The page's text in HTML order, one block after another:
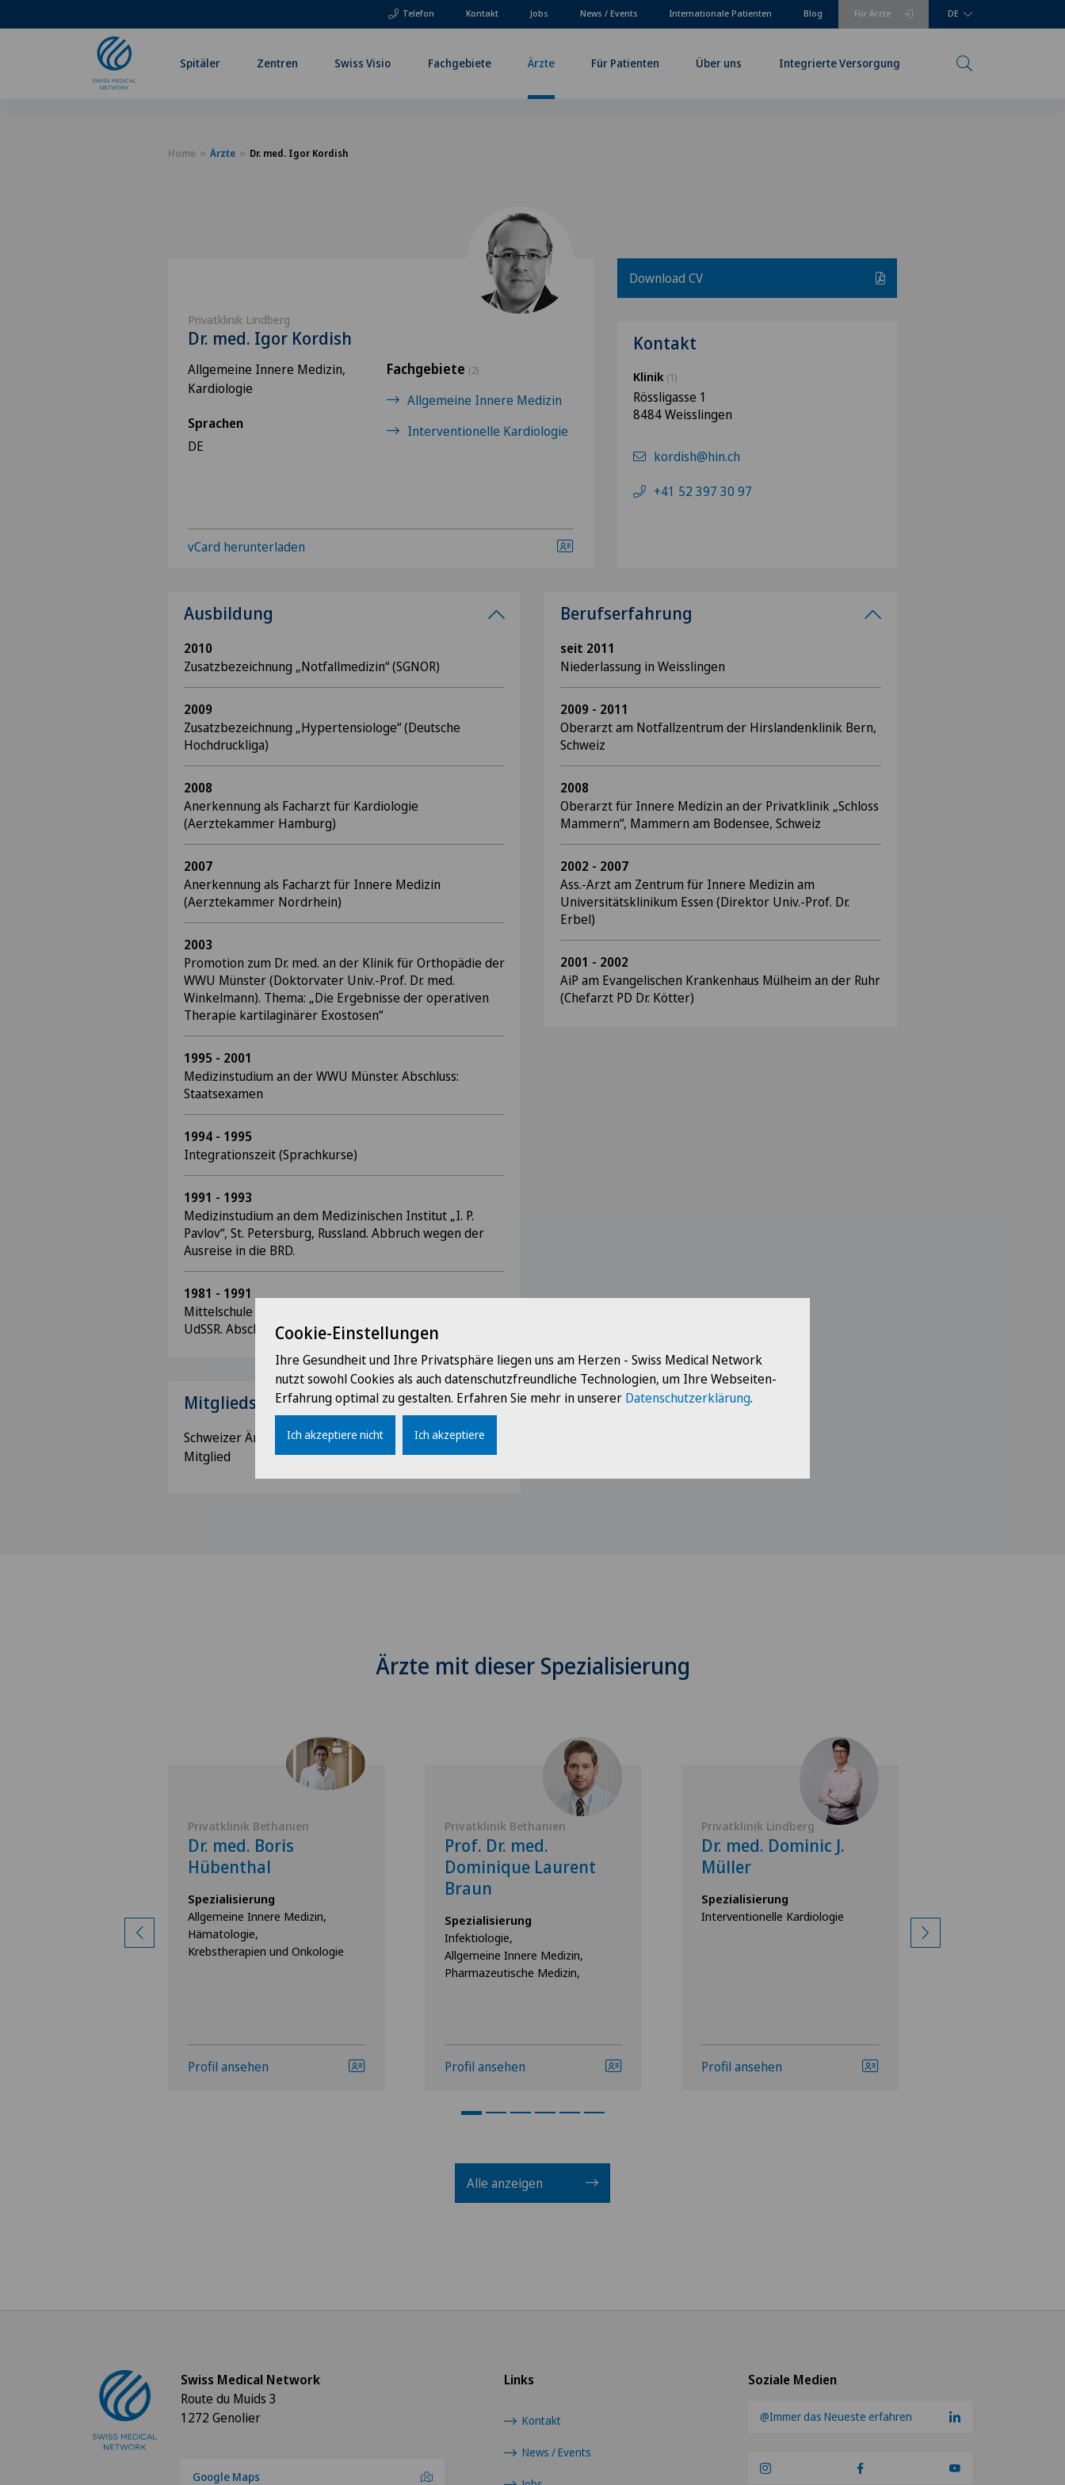
Telefon Für Ärzte
Kontakt Jobs News / Events Internationale Patienten Blog DE
Spitäler Zentren Swiss Visio Fachgebiete Ärzte Für Patienten Über uns Integrierte Versorgung
Home Ärzte Dr. med. Igor Kordish
Privatklinik Lindberg
Dr. med. Igor Kordish
Allgemeine Innere Medizin,
Kardiologie
Sprachen
DE
Fachgebiete (2)
Allgemeine Innere Medizin
Interventionelle Kardiologie
vCard herunterladen
Download CV
Kontakt
Klinik (1)
Rössligasse 1
8484 Weisslingen
kordish@hin.ch
+41 52 397 30 97
Ausbildung
2010
Zusatzbezeichnung „Notfallmedizin“ (SGNOR)
2009
Zusatzbezeichnung „Hypertensiologe“ (Deutsche
Hochdruckliga)
2008
Anerkennung als Facharzt für Kardiologie
(Aerztekammer Hamburg)
2007
Anerkennung als Facharzt für Innere Medizin
(Aerztekammer Nordrhein)
2003
Promotion zum Dr. med. an der Klinik für Orthopädie der
WWU Münster (Doktorvater Univ.-Prof. Dr. med.
Winkelmann). Thema: „Die Ergebnisse der operativen
Therapie kartilaginärer Exostosen“
1995 - 2001
Medizinstudium an der WWU Münster. Abschluss:
Staatsexamen
1994 - 1995
Integrationszeit (Sprachkurse)
1991 - 1993
Medizinstudium an dem Medizinischen Institut „I. P.
Pavlov“, St. Petersburg, Russland. Abbruch wegen der
Ausreise in die BRD.
1981 - 1991
Mittelschule „S. Kovaltchuk“ der Stadt Zhitomir, eh.
UdSSR. Abschluss: mittlere Reife
Mitgliedschaften
Schweizer Ärztegesellschaft (FMH): Ordentliches
Mitglied
Berufserfahrung
seit 2011
Niederlassung in Weisslingen
2009 - 2011
Oberarzt am Notfallzentrum der Hirslandenklinik Bern,
Schweiz
2008
Oberarzt für Innere Medizin an der Privatklinik „Schloss
Mammern“, Mammern am Bodensee, Schweiz
2002 - 2007
Ass.-Arzt am Zentrum für Innere Medizin am
Universitätsklinikum Essen (Direktor Univ.-Prof. Dr.
Erbel)
2001 - 2002
AiP am Evangelischen Krankenhaus Mülheim an der Ruhr
(Chefarzt PD Dr. Kötter)
Ärzte mit dieser Spezialisierung
Privatklinik Bethanien
Dr. med. Boris
Hübenthal
Spezialisierung
Allgemeine Innere Medizin,
Hämatologie,
Krebstherapien und Onkologie
Profil ansehen
Privatklinik Bethanien
Prof. Dr. med.
Dominique Laurent
Braun
Spezialisierung
Infektiologie,
Allgemeine Innere Medizin,
Pharmazeutische Medizin,
Profil ansehen
Privatklinik Lindberg
Dr. med. Dominic J.
Müller
Spezialisierung
Interventionelle Kardiologie
Profil ansehen
Alle anzeigen
Soziale Medien
@Immer das Neueste erfahren
Links
Kontakt
News / Events
Swiss Medical Network
Route du Muids 3
1272 Genolier
Google Maps
Cookie-Einstellungen
Ihre Gesundheit und Ihre Privatsphäre liegen uns am Herzen - Swiss Medical Network
nutzt sowohl Cookies als auch datenschutzfreundliche Technologien, um Ihre Webseiten-
Erfahrung optimal zu gestalten. Erfahren Sie mehr in unserer Datenschutzerklärung.
Ich akzeptiere nicht Ich akzeptiere